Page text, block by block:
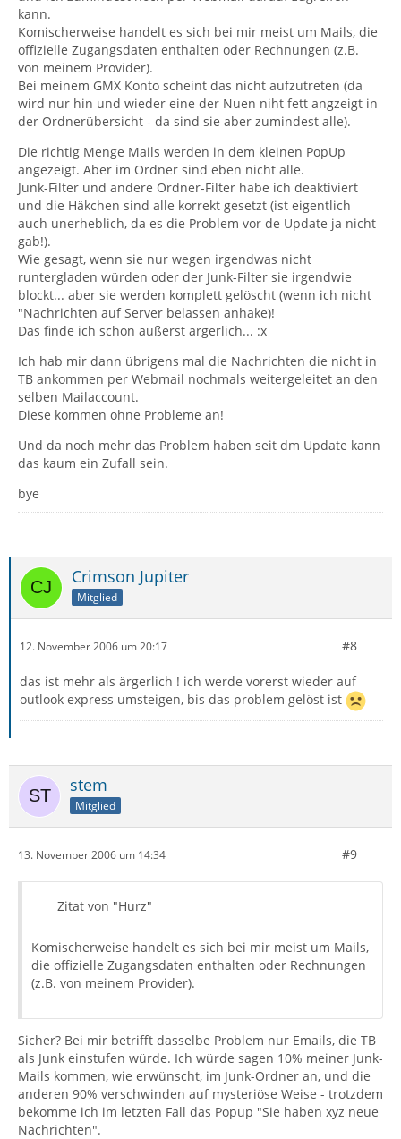
kann.
Komischerweise handelt es sich bei mir meist um Mails, die
offizielle Zugangsdaten enthalten oder Rechnungen (z.B.
von meinem Provider).
Bei meinem GMX Konto scheint das nicht aufzutreten (da
wird nur hin und wieder eine der Nuen niht fett angzeigt in
der Ordnerübersicht - da sind sie aber zumindest alle).
Die richtig Menge Mails werden in dem kleinen PopUp
angezeigt. Aber im Ordner sind eben nicht alle.
Junk-Filter und andere Ordner-Filter habe ich deaktiviert
und die Häkchen sind alle korrekt gesetzt (ist eigentlich
auch unerheblich, da es die Problem vor de Update ja nicht
gab!).
Wie gesagt, wenn sie nur wegen irgendwas nicht
runtergladen würden oder der Junk-Filter sie irgendwie
blockt... aber sie werden komplett gelöscht (wenn ich nicht
"Nachrichten auf Server belassen anhake)!
Das finde ich schon äußerst ärgerlich... :x
Ich hab mir dann übrigens mal die Nachrichten die nicht in
TB ankommen per Webmail nochmals weitergeleitet an den
selben Mailaccount.
Diese kommen ohne Probleme an!
Und da noch mehr das Problem haben seit dm Update kann
das kaum ein Zufall sein.
bye
Crimson Jupiter
Mitglied
12. November 2006 um 20:17 #8
das ist mehr als ärgerlich ! ich werde vorerst wieder auf
outlook express umsteigen, bis das problem gelöst ist
stem
Mitglied
13. November 2006 um 14:34 #9
Zitat von "Hurz"
Komischerweise handelt es sich bei mir meist um Mails,
die offizielle Zugangsdaten enthalten oder Rechnungen
(z.B. von meinem Provider).
Sicher? Bei mir betrifft dasselbe Problem nur Emails, die TB
als Junk einstufen würde. Ich würde sagen 10% meiner Junk-
Mails kommen, wie erwünscht, im Junk-Ordner an, und die
anderen 90% verschwinden auf mysteriöse Weise - trotzdem
bekomme ich im letzten Fall das Popup "Sie haben xyz neue
Nachrichten".